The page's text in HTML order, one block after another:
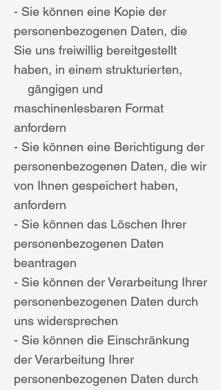
- Sie können eine Kopie der
personenbezogenen Daten, die
Sie uns freiwillig bereitgestellt
haben, in einem strukturierten,
gängigen und
maschinenlesbaren Format
anfordern
- Sie können eine Berichtigung der
personenbezogenen Daten, die wir
von Ihnen gespeichert haben,
anfordern
- Sie können das Löschen Ihrer
personenbezogenen Daten
beantragen
- Sie können der Verarbeitung Ihrer
personenbezogenen Daten durch
uns widersprechen
- Sie können die Einschränkung
der Verarbeitung Ihrer
personenbezogenen Daten durch